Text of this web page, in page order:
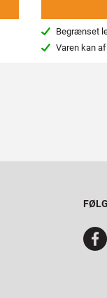
Begrænset
Varen kan